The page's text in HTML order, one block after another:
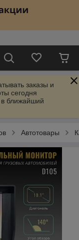
заказы и
сегодня
в ближайший
Автотовары